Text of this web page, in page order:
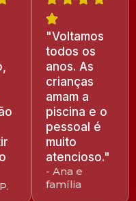
"Voltamos
todos os
anos. As
crianças
amam a
piscina e o
pessoal é
muito
atencioso."
- Ana e
família